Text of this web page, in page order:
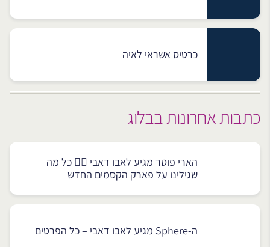
כרטיס אשראי לאיה
כתבות אחרונות בבלוג
הארי פוטר מגיע לאבו דאבי 🧙‍♂️ כל מה
שגילינו על פארק הקסמים החדש
ה-Sphere מגיע לאבו דאבי – כל הפרטים